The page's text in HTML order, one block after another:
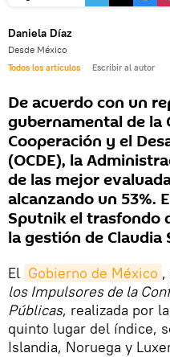
Daniela Díaz
Desde México
Todos los artículos Escribir al autor
De acuerdo con un
gubernamental de la
Cooperación y el
(OCDE), la
de las mejor
alcanzando un 53%.
Sputnik el trasfondo
la gestión de Claudia
El Gobierno de México ,
los Impulsores de la
Públicas, realizada por
quinto lugar del índice,
Islandia, Noruega y